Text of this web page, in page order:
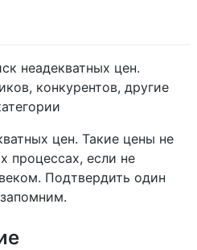
неадекватных цен.
конкурентов, другие
цен. Такие цены не
процессах, если не
Подтвердить один